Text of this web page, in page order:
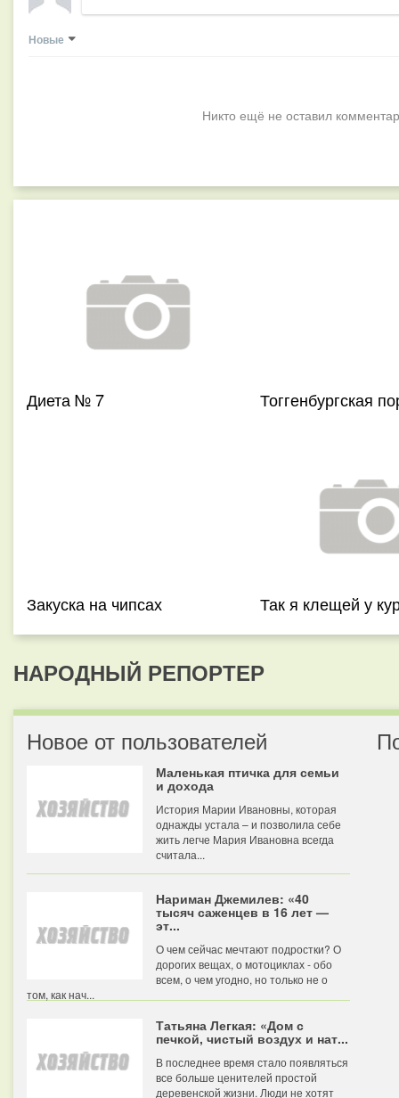
Новые
Никто ещё не оставил
Диета № 7 Тоггенбургская
Закуска на чипсах Так я клещей у
НАРОДНЫЙ РЕПОРТЕР
Новое от пользователей
Маленькая птичка для семьи
и дохода
История Марии Ивановны, которая
однажды устала – и позволила себе
жить легче Мария Ивановна всегда
считала...
Нариман Джемилев: «40
тысяч саженцев в 16 лет —
эт...
О чем сейчас мечтают подростки? О
дорогих вещах, о мотоциклах - обо
всем, о чем угодно, но только не о
том, как нач...
Татьяна Легкая: «Дом с
печкой, чистый воздух и нат...
В последнее время стало появляться
все больше ценителей простой
деревенской жизни. Люди не хотят